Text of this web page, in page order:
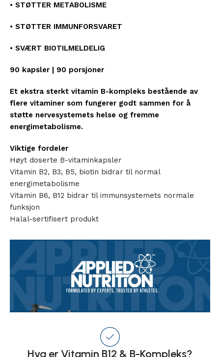
• STØTTER METABOLISME
• STØTTER IMMUNFORSVARET
• SVÆRT BIOTILMELDELIG
90 kapsler | 90 porsjoner
Et ekstra sterkt vitamin B-kompleks bestående av
flere vitaminer som fungerer godt sammen for å
støtte nervesystemets helse og fremme
energimetabolisme.
Viktige fordeler
Høyt doserte B-vitaminkapsler
Vitamin B2, B3, B5, biotin bidrar til normal
energimetabolisme
Vitamin B6, B12 bidrar til immunsystemets normale
funksjon
Halal-sertifisert produkt
Hva er Vitamin B12 & B-Kompleks?